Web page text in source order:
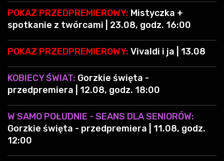
POKAZ PRZEDPREMIEROWY: Mistyczka +
spotkanie z twórcami | 23.08, godz. 16:00
POKAZ PRZEDPREMIEROWY: Vivaldi i ja | 13.08
KOBIECY ŚWIAT: Gorzkie święta -
przedpremiera | 12.08, godz. 18:00
W SAMO POŁUDNIE - SEANS DLA SENIORÓW:
Gorzkie święta - przedpremiera | 11.08, godz.
12:00